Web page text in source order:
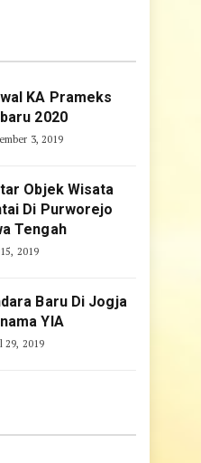
KA Prameks
2020
3, 2019
Objek Wisata
Di Purworejo
Tengah
2019
Baru Di Jogja
YIA
29, 2019